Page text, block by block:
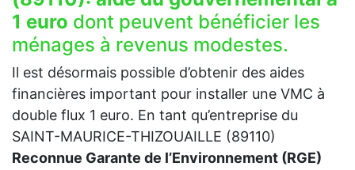
1 euro dont peuvent bénéficier les
ménages à revenus modestes.
Il est désormais possible d’obtenir des aides
financières important pour installer une VMC à
double flux 1 euro. En tant qu’entreprise du
SAINT-MAURICE-THIZOUAILLE (89110)
Reconnue Garante de l’Environnement (RGE)